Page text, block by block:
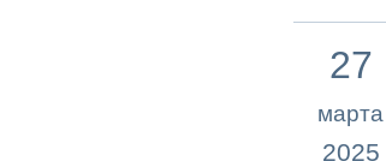
27
марта
2025